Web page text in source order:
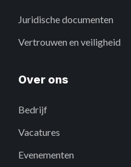
Juridische documenten
Vertrouwen en veiligheid
Over ons
Bedrijf
Vacatures
Evenementen